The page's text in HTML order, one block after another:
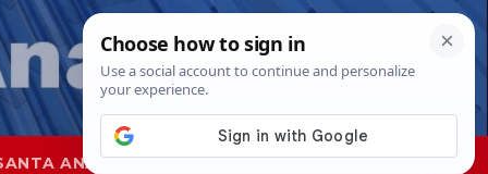
ANA SAPD